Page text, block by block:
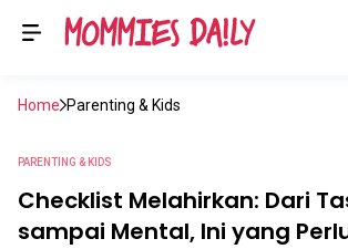
Home Parenting & Kids
PARENTING & KIDS
Checklist Melahirkan: Dari
sampai Mental, Ini yang